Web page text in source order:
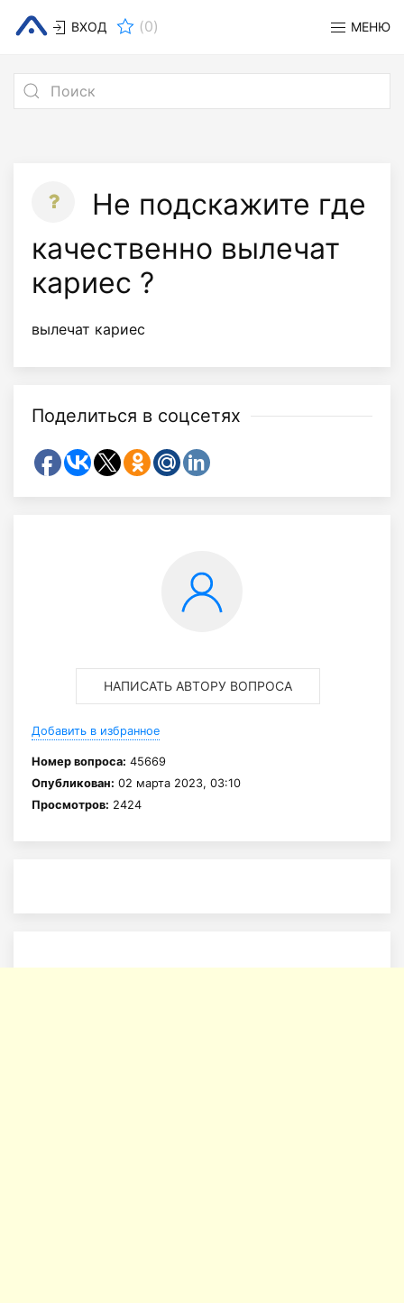
ВХОД (0) МЕНЮ
Не подскажите где
качественно вылечат
кариес ?
вылечат кариес
Поделиться в соцсетях
НАПИСАТЬ АВТОРУ ВОПРОСА
Добавить в избранное
Номер вопроса: 45669
Опубликован: 02 марта 2023, 03:10
Просмотров: 2424